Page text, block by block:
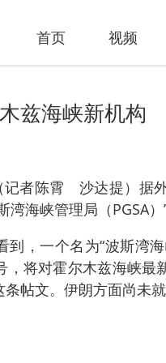
首页 视频
兹海峡新机构
记者陈霄 沙达提）据
海峡管理局（PGSA）”
，一个名为“波斯湾海
，将对霍尔木兹海峡最
帖文。伊朗方面尚未就